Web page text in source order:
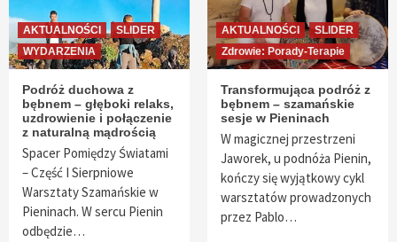
AKTUALNOŚCI
SLIDER
WYDARZENIA
Podróż duchowa z
bębnem – głęboki relaks,
uzdrowienie i połączenie
z naturalną mądrością
Spacer Pomiędzy Światami
– Część I Sierpniowe
Warsztaty Szamańskie w
Pieninach. W sercu Pienin
odbędzie…
AKTUALNOŚCI
SLIDER
Zdrowie: Porady-Terapie
Transformująca podróż z
bębnem – szamańskie
sesje w Pieninach
W magicznej przestrzeni
Jaworek, u podnóża Pienin,
kończy się wyjątkowy cykl
warsztatów prowadzonych
przez Pablo…